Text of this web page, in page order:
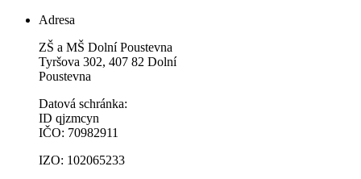
Adresa
ZŠ a MŠ Dolní Poustevna
Tyršova 302, 407 82 Dolní
Poustevna
Datová schránka:
ID qjzmcyn
IČO: 70982911
IZO: 102065233